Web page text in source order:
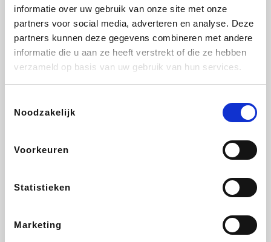
informatie over uw gebruik van onze site met onze
partners voor social media, adverteren en analyse. Deze
partners kunnen deze gegevens combineren met andere
informatie die u aan ze heeft verstrekt of die ze hebben
verzameld op basis van uw gebruik van hun services.
Noodzakelijk
Voorkeuren
Statistieken
Marketing
All Accor
DectDirect ZEB
SupraBazar